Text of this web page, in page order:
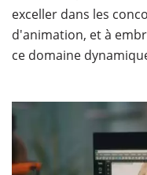
exceller dans les
d'animation, et à
ce domaine